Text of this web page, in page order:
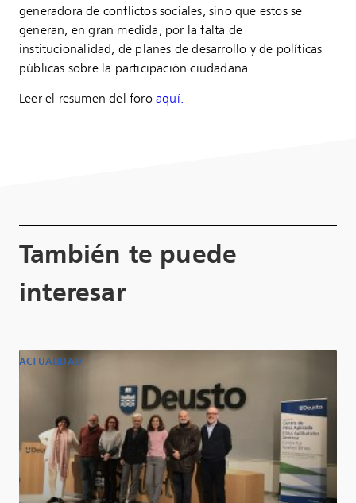
generadora de conflictos sociales, sino que estos se
generan, en gran medida, por la falta de
institucionalidad, de planes de desarrollo y de políticas
públicas sobre la participación ciudadana.
Leer el resumen del foro aquí
También te puede
interesar
ACTUALIDAD